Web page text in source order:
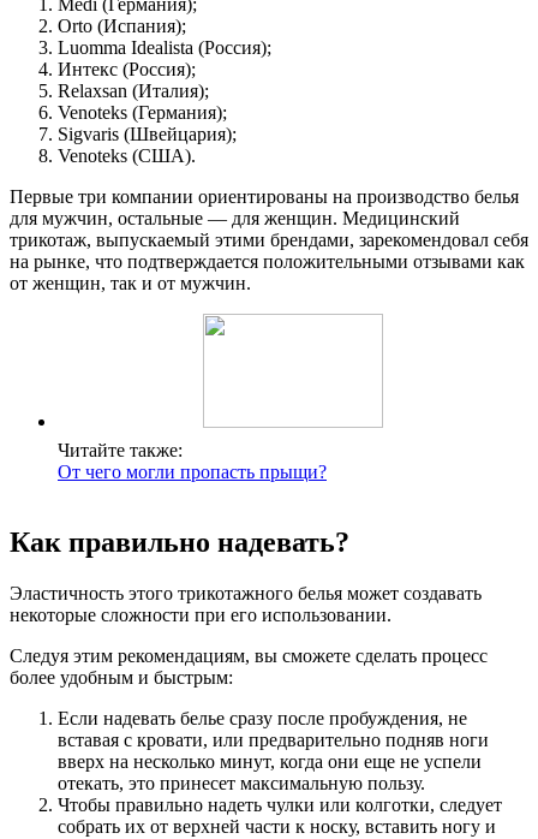
Medi (Германия);
Orto (Испания);
Luomma Idealista (Россия);
Интекс (Россия);
Relaxsan (Италия);
Venoteks (Германия);
Sigvaris (Швейцария);
Venoteks (США).
Первые три компании ориентированы на производство белья
для мужчин, остальные — для женщин. Медицинский
трикотаж, выпускаемый этими брендами, зарекомендовал себя
на рынке, что подтверждается положительными отзывами как
от женщин, так и от мужчин.
Читайте также:
От чего могли пропасть прыщи?
Как правильно надевать?
Эластичность этого трикотажного белья может создавать
некоторые сложности при его использовании.
Следуя этим рекомендациям, вы сможете сделать процесс
более удобным и быстрым:
Если надевать белье сразу после пробуждения, не
вставая с кровати, или предварительно подняв ноги
вверх на несколько минут, когда они еще не успели
отекать, это принесет максимальную пользу.
Чтобы правильно надеть чулки или колготки, следует
собрать их от верхней части к носку, вставить ногу и